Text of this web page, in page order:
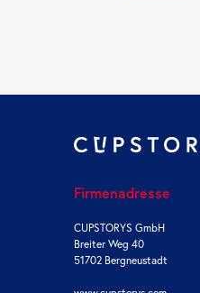
Firmenadresse
CUPSTORYS GmbH
Breiter Weg 40
51702 Bergneustadt